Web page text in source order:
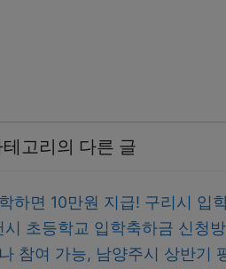
고리의 다른 글
하면 10만원 지급! 구리시 입
초등학교 입학축하금 신청
참여 가능, 남양주시 상반기